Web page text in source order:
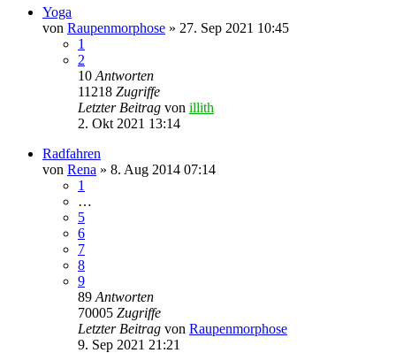
Yoga
von Raupenmorphose » 27. Sep 2021 10:45
1
2
10 Antworten
11218 Zugriffe
Letzter Beitrag von illith
2. Okt 2021 13:14
Radfahren
von Rena » 8. Aug 2014 07:14
1
…
5
6
7
8
9
89 Antworten
70005 Zugriffe
Letzter Beitrag von Raupenmorphose
9. Sep 2021 21:21